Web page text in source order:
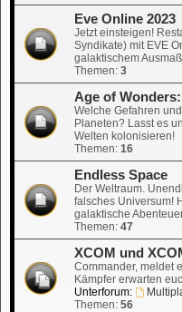
Eve Online 2023
Jetzt einsteigen!
Syndikate) mit EVE
galaktischem
Themen: 3
Age of Wonders:
Welche Gefahren
Planeten? Lasst es
Welten kolonisieren!
Themen: 16
Endless Space
Der Weltraum.
falsches Universum!
galaktische
Themen: 47
XCOM und
Commander, meldet
Kämpfer erwarten
Unterforum:
Themen: 56